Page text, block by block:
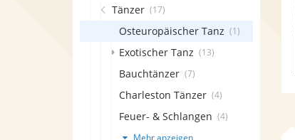
Tänzer (17)
Osteuropäischer Tanz (1)
Exotischer Tanz (13)
Bauchtänzer (7)
Charleston Tänzer (4)
Feuer- & Schlangen (4)
Mehr anzeigen